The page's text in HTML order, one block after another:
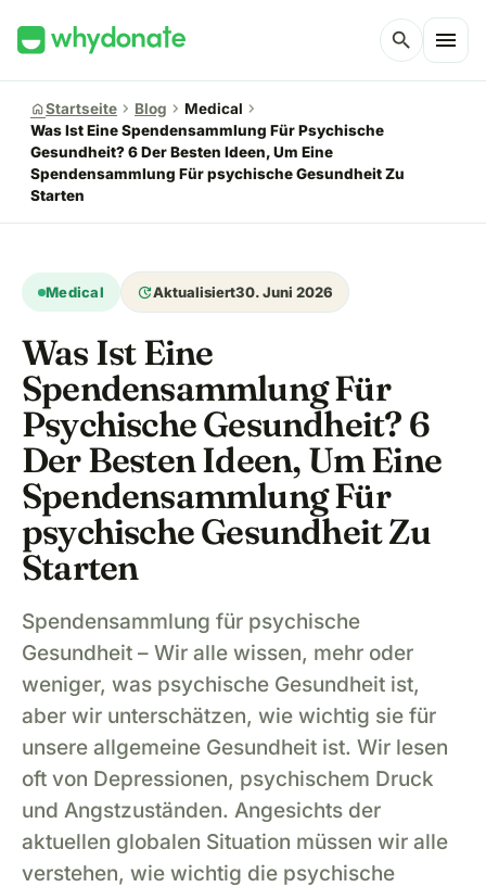
search menu
homeStartseite chevron_right Blog chevron_right Medical chevron_right
Was Ist Eine Spendensammlung Für Psychische
Gesundheit? 6 Der Besten Ideen, Um Eine
Spendensammlung Für psychische Gesundheit Zu
Starten
Medical updateAktualisiert30. Juni 2026
Was Ist Eine
Spendensammlung Für
Psychische Gesundheit? 6
Der Besten Ideen, Um Eine
Spendensammlung Für
psychische Gesundheit Zu
Starten
Spendensammlung für psychische
Gesundheit – Wir alle wissen, mehr oder
weniger, was psychische Gesundheit ist,
aber wir unterschätzen, wie wichtig sie für
unsere allgemeine Gesundheit ist. Wir lesen
oft von Depressionen, psychischem Druck
und Angstzuständen. Angesichts der
aktuellen globalen Situation müssen wir alle
verstehen, wie wichtig die psychische